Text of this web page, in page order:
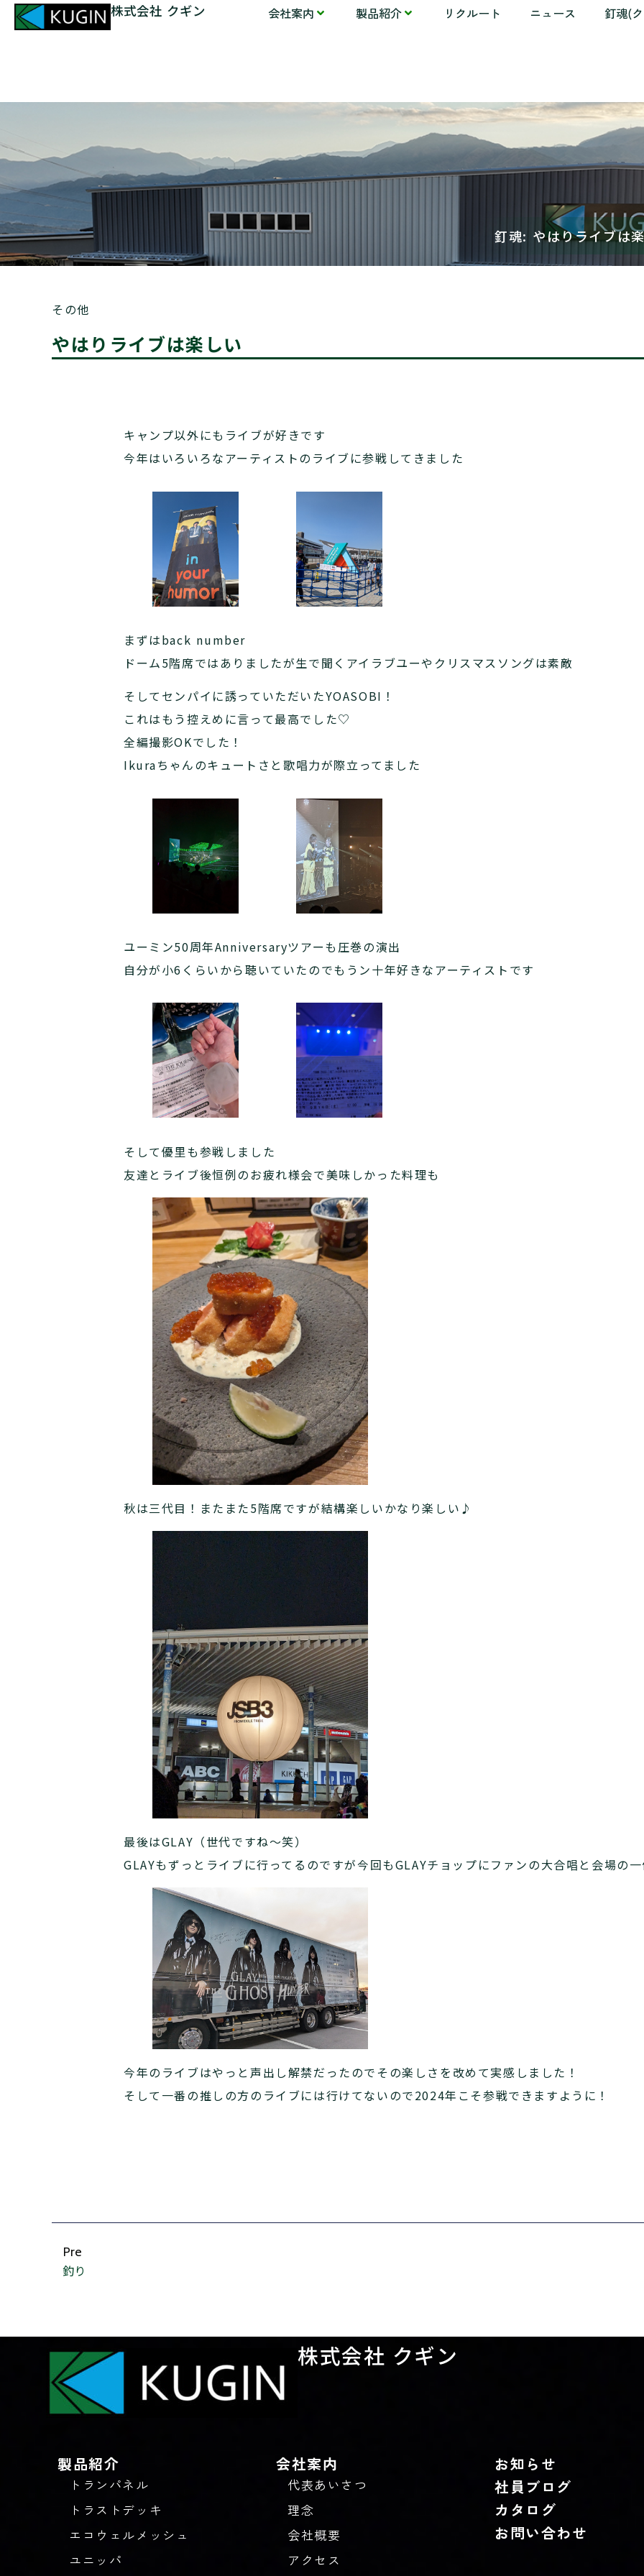
株式会社 クギン 会社案内 製品紹介 リクルート ニュース 釘魂(
釘魂: やはりライブは
その他
やはりライブは楽しい
キャンプ以外にもライブが好きです
今年はいろいろなアーティストのライブに参戦してきました
まずはback number
ドーム5階席ではありましたが生で聞くアイラブユーやクリスマスソングは素敵
そしてセンパイに誘っていただいたYOASOBI！
これはもう控えめに言って最高でした♡
全編撮影OKでした！
Ikuraちゃんのキュートさと歌唱力が際立ってました
ユーミン50周年Anniversaryツアーも圧巻の演出
自分が小6くらいから聴いていたのでもうン十年好きなアーティストです
そして優里も参戦しました
友達とライブ後恒例のお疲れ様会で美味しかった料理も
秋は三代目！またまた5階席ですが結構楽しいかなり楽しい♪
最後はGLAY（世代ですね～笑）
GLAYもずっとライブに行ってるのですが今回もGLAYチョップにファンの大合唱と会場の
今年のライブはやっと声出し解禁だったのでその楽しさを改めて実感しました！
そして一番の推しの方のライブには行けてないので2024年こそ参戦できますように！
Pre
釣り
株式会社 クギン
製品紹介
トランパネル
トラストデッキ
エコウェルメッシュ
ユニッパ
会社案内
代表あいさつ
理念
会社概要
アクセス
お知らせ
社員ブログ
カタログ
お問い合わせ